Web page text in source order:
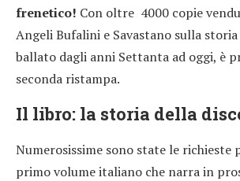
frenetico! Con oltre 4000 copie
Angeli Bufalini e Savastano sulla
ballato dagli anni Settanta ad oggi, è
seconda ristampa.
Il libro: la storia della
Numerosissime sono state le richieste
primo volume italiano che narra in